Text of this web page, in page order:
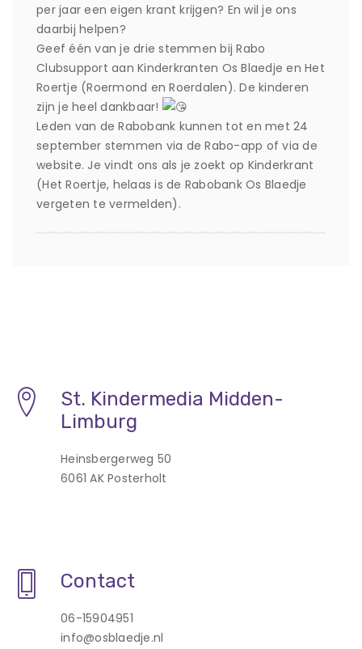
per jaar een eigen krant krijgen? En wil je ons
daarbij helpen?
Geef één van je drie stemmen bij Rabo
Clubsupport aan Kinderkranten Os Blaedje en Het
Roertje (Roermond en Roerdalen). De kinderen
zijn je heel dankbaar!
Leden van de Rabobank kunnen tot en met 24
september stemmen via de Rabo-app of via de
website. Je vindt ons als je zoekt op Kinderkrant
(Het Roertje, helaas is de Rabobank Os Blaedje
vergeten te vermelden).
St. Kindermedia Midden-
Limburg
Heinsbergerweg 50
6061 AK Posterholt
Contact
06-15904951
info@osblaedje.nl